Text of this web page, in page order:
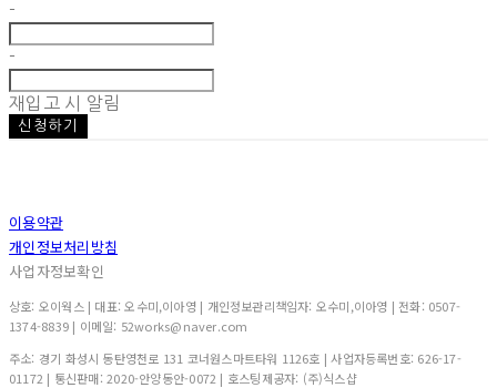
-
-
재입고 시 알림
신청하기
이용약관
개인정보처리방침
사업자정보확인
상호: 오이웍스 | 대표: 오수미,이아영 | 개인정보관리책임자: 오수미,이아영 | 전화: 0507-
1374-8839 | 이메일: 52works@naver.com
주소: 경기 화성시 동탄영천로 131 코너원스마트타워 1126호 | 사업자등록번호: 626-17-
01172 | 통신판매:2020-안양동안-0072 | 호스팅제공자: (주)식스샵